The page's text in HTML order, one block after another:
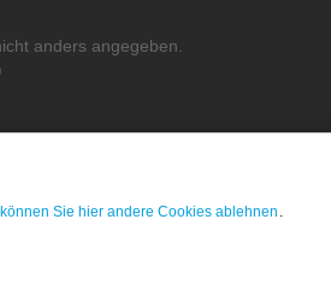
anders angegeben.
können Sie hier andere Cookies ablehnen .